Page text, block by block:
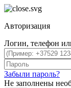
Авторизация
Логин, телефон
Забыли пароль?
Не заполнены